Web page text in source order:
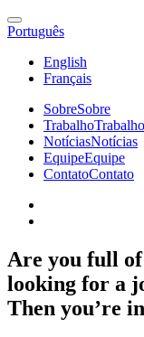
Português
English
Français
SobreSobre
TrabalhoTrabalho
NotíciasNotícias
EquipeEquipe
ContatoContato
Are you full of
looking for a
Then you’re in